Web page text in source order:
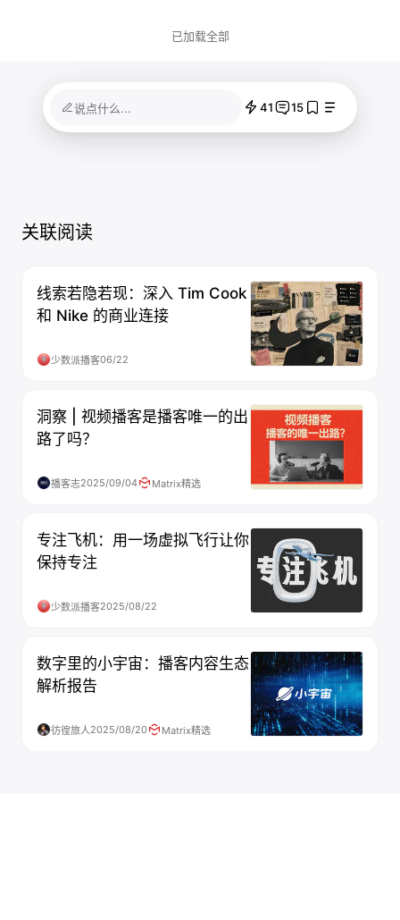
已加载全部
说点什么... 41 15
关联阅读
线索若隐若现：深入 Tim Cook
和 Nike 的商业连接
少数派播客06/22
洞察 | 视频播客是播客唯一的出
路了吗？
播客志2025/09/04 Matrix精选
专注飞机：用一场虚拟飞行让你
保持专注
少数派播客2025/08/22
数字里的小宇宙：播客内容生态
解析报告
彷徨旅人2025/08/20 Matrix精选